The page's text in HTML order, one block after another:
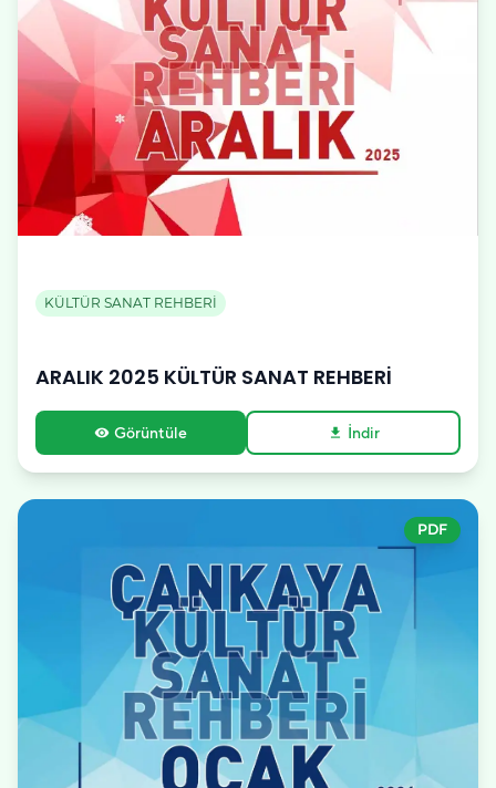
KÜLTÜR SANAT REHBERİ
ARALIK 2025 KÜLTÜR SANAT REHBERİ
visibility Görüntüle download İndir
PDF